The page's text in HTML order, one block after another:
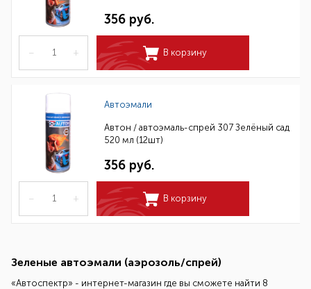
356 руб.
– + В корзину
Автоэмали
Автон / автоэмаль-спрей 307 Зелёный сад
520 мл (12шт)
356 руб.
– + В корзину
Зеленые автоэмали (аэрозоль/спрей)
«Автоспектр» - интернет-магазин где вы сможете найти 8